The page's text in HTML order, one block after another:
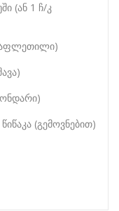
(ან 1 ჩ/კ
(გემოვნებით)